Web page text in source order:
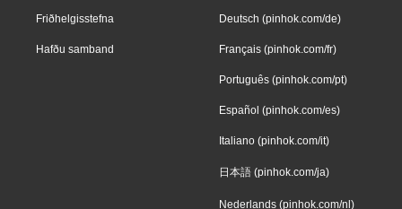
Friðhelgisstefna
Hafðu samband
Deutsch (pinhok.com/de)
Français (pinhok.com/fr)
Português (pinhok.com/pt)
Español (pinhok.com/es)
Italiano (pinhok.com/it)
日本語 (pinhok.com/ja)
Nederlands (pinhok.com/nl)